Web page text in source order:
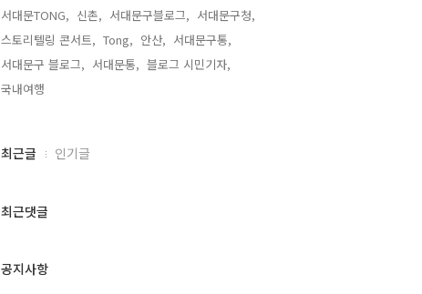
서대문TONG, 신촌, 서대문구블로그, 서대문구청,
스토리텔링 콘서트, Tong, 안산, 서대문구통,
서대문구 블로그, 서대문통, 블로그 시민기자,
국내여행,
최
과
글
최근글 인기글
최근댓글
공지사항